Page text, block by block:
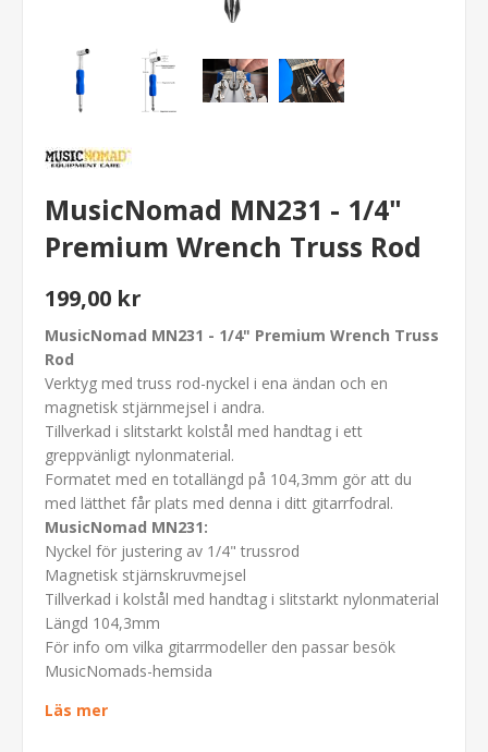
MusicNomad MN231 - 1/4"
Premium Wrench Truss Rod
199,00 kr
MusicNomad MN231 - 1/4" Premium Wrench Truss
Rod
Verktyg med truss rod-nyckel i ena ändan och en
magnetisk stjärnmejsel i andra.
Tillverkad i slitstarkt kolstål med handtag i ett
greppvänligt nylonmaterial.
Formatet med en totallängd på 104,3mm gör att du
med lätthet får plats med denna i ditt gitarrfodral.
MusicNomad MN231:
Nyckel för justering av 1/4" trussrod
Magnetisk stjärnskruvmejsel
Tillverkad i kolstål med handtag i slitstarkt nylonmaterial
Längd 104,3mm
För info om vilka gitarrmodeller den passar besök
MusicNomads-hemsida
Läs mer